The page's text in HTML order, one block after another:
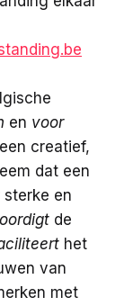
en voor
creatief,
dat een
en
de
het
van
met